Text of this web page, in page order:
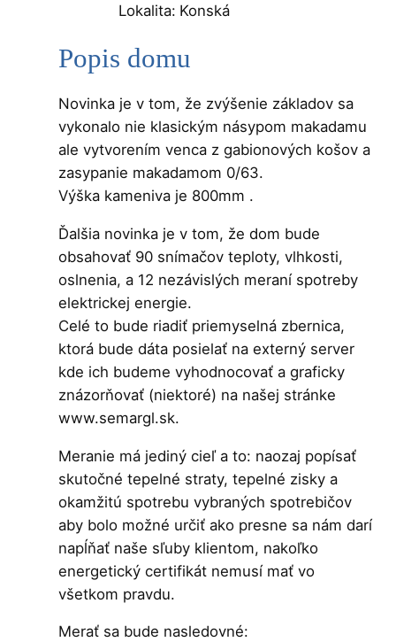
Lokalita: Konská
Popis domu
Novinka je v tom, že zvýšenie základov sa
vykonalo nie klasickým násypom makadamu
ale vytvorením venca z gabionových košov a
zasypanie makadamom 0/63.
Výška kameniva je 800mm .
Ďalšia novinka je v tom, že dom bude
obsahovať 90 snímačov teploty, vlhkosti,
oslnenia, a 12 nezávislých meraní spotreby
elektrickej energie.
Celé to bude riadiť priemyselná zbernica,
ktorá bude dáta posielať na externý server
kde ich budeme vyhodnocovať a graficky
znázorňovať (niektoré) na našej stránke
www.semargl.sk.
Meranie má jediný cieľ a to: naozaj popísať
skutočné tepelné straty, tepelné zisky a
okamžitú spotrebu vybraných spotrebičov
aby bolo možné určiť ako presne sa nám darí
napĺňať naše sľuby klientom, nakoľko
energetický certifikát nemusí mať vo
všetkom pravdu.
Merať sa bude nasledovné: